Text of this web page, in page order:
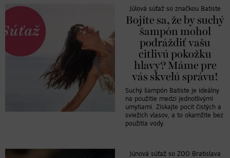
Júlová súťaž so značkou Batiste
Bojíte sa, že by suchý
šampón mohol
podráždiť vašu
citlivú pokožku
hlavy? Máme pre
vás skvelú správu!
Suchý šampón Batiste je ideálny
na použitie medzi jednotlivými
umytiami. Získajte pocit čistých a
sviežich vlasov, a to okamžite bez
použitia vody.
Júnová súťaž so ZOO Bratislava